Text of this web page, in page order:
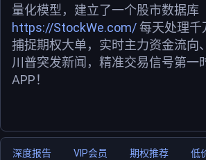
量化模型，建立了一个股市数据库
https://StockWe.com/每天处理千
捕捉期权大单，实时主力资金流向
川普突发新闻，精准交易信号第一
APP！
深度报告 VIP会员 期权推荐 低